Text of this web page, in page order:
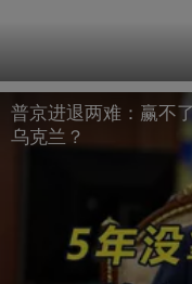
普京进退两难：赢不
乌克兰？